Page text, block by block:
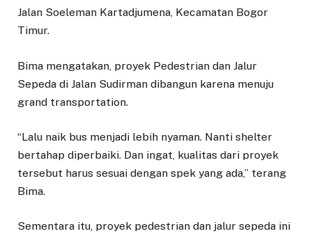
Jalan Soeleman Kartadjumena, Kecamatan Bogor
Timur.
Bima mengatakan, proyek Pedestrian dan Jalur
Sepeda di Jalan Sudirman dibangun karena menuju
grand transportation.
“Lalu naik bus menjadi lebih nyaman. Nanti shelter
bertahap diperbaiki. Dan ingat, kualitas dari proyek
tersebut harus sesuai dengan spek yang ada,” terang
Bima.
Sementara itu, proyek pedestrian dan jalur sepeda ini